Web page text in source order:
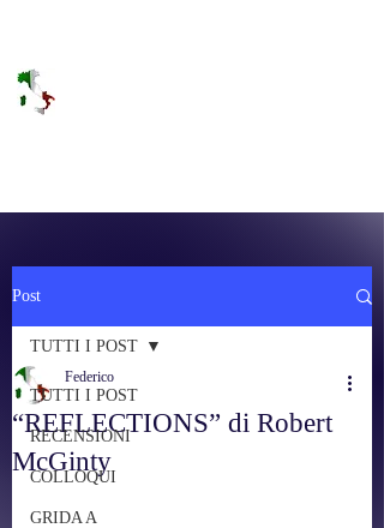
Post
TUTTI I POST
RECENSIONI
COLLOQUI
GRIDA A
TUTTI I POST
“REFLECTIONS” di Robert
McGinty
Federico